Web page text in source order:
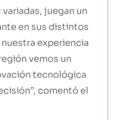
juegan un
en sus distintos
experiencia
vemos un
tecnológica
comentó el